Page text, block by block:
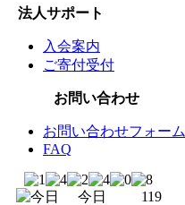
法人サポート
入会案内
ご寄付受付
お問い合わせ
お問い合わせフォーム
FAQ
今日
119